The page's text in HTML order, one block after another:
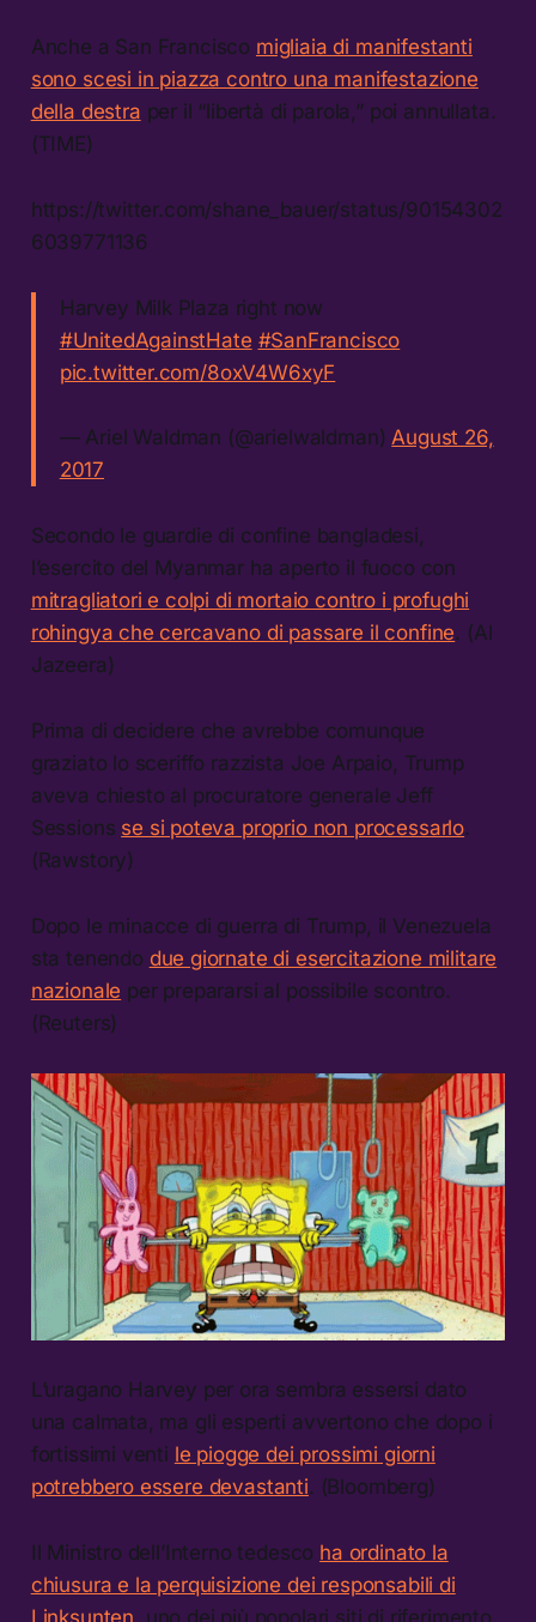
Anche a San Francisco migliaia di manifestanti
sono scesi in piazza contro una manifestazione
della destra per il “libertà di parola,” poi annullata.
(TIME)
https://twitter.com/shane_bauer/status/90154302
6039771136
Harvey Milk Plaza right now
#UnitedAgainstHate #SanFrancisco
pic.twitter.com/8oxV4W6xyF
— Ariel Waldman (@arielwaldman)August 26,
2017
Secondo le guardie di confine bangladesi,
l’esercito del Myanmar ha aperto il fuoco con
mitragliatori e colpi di mortaio contro i profughi
rohingya che cercavano di passare il confine. (Al
Jazeera)
Prima di decidere che avrebbe comunque
graziato lo sceriffo razzista Joe Arpaio, Trump
aveva chiesto al procuratore generale Jeff
Sessions se si poteva proprio non processarlo.
(Rawstory)
Dopo le minacce di guerra di Trump, il Venezuela
sta tenendo due giornate di esercitazione militare
nazionale per prepararsi al possibile scontro.
(Reuters)
L’uragano Harvey per ora sembra essersi dato
una calmata, ma gli esperti avvertono che dopo i
fortissimi venti le piogge dei prossimi giorni
potrebbero essere devastanti. (Bloomberg)
Il Ministro dell’Interno tedesco ha ordinato la
chiusura e la perquisizione dei responsabili di
Linksunten , uno dei più popolari siti di riferimento